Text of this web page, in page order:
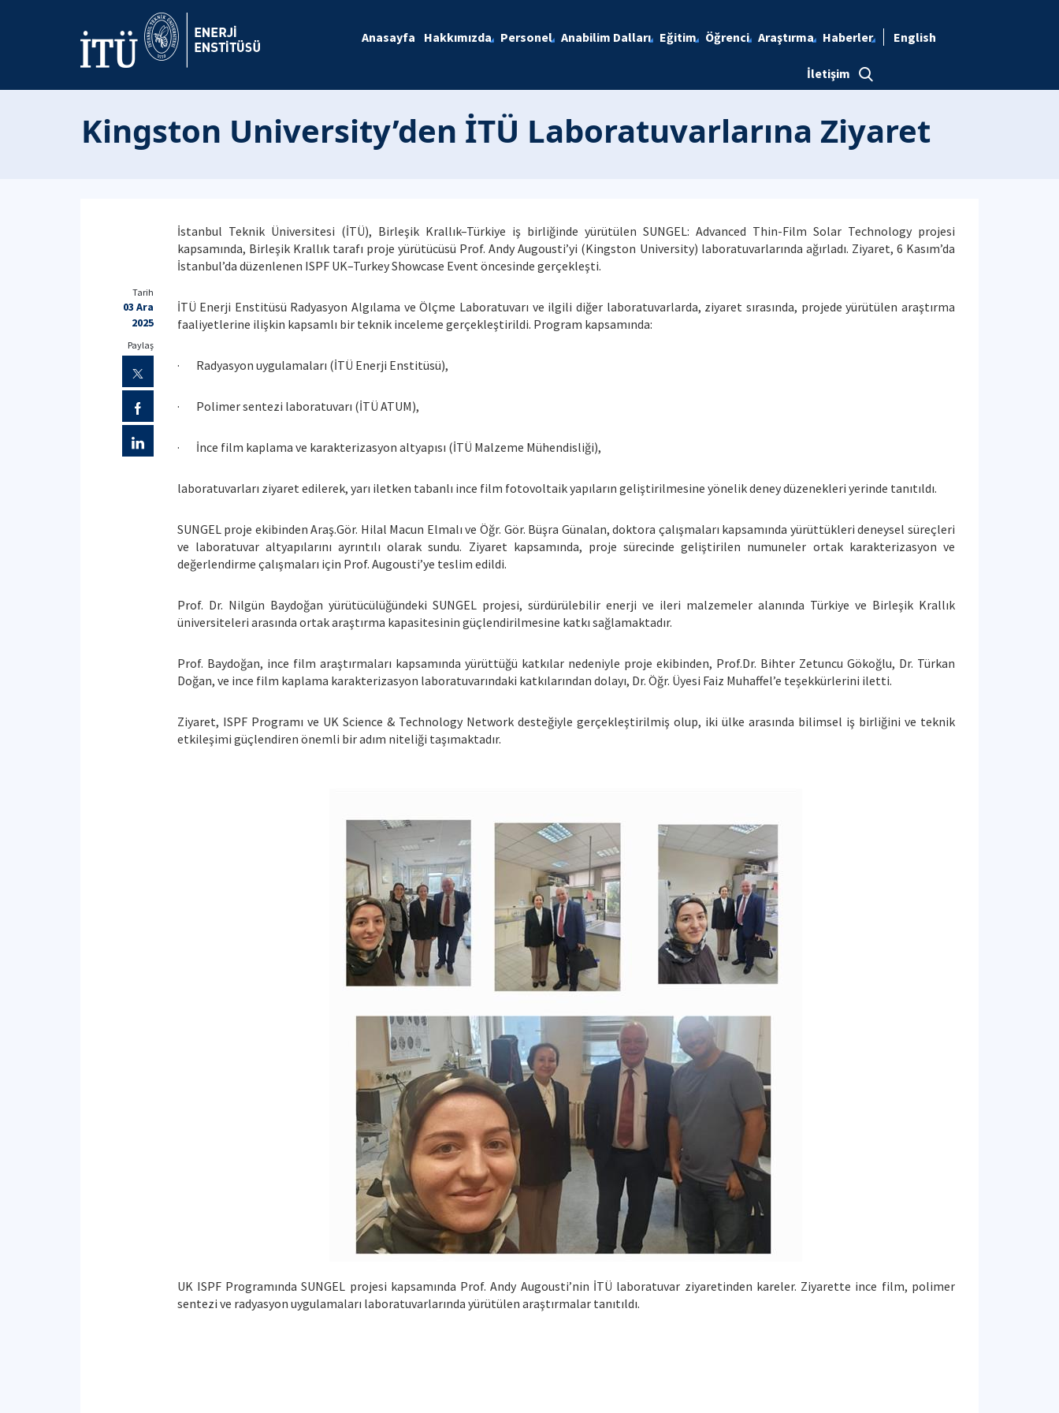
Anasayfa Hakkımızda Personel Anabilim Dalları Eğitim Öğrenci Araştırma Haberler
İletişim
English
Kingston University’den İTÜ Laboratuvarlarına Ziyaret
İstanbul Teknik Üniversitesi (İTÜ), Birleşik Krallık–Türkiye iş birliğinde yürütülen SUNGEL: Advanced Thin-Film Solar Technology projesi
kapsamında, Birleşik Krallık tarafı proje yürütücüsü Prof. Andy Augousti’yi (Kingston University) laboratuvarlarında ağırladı. Ziyaret, 6 Kasım’da
İstanbul’da düzenlenen ISPF UK–Turkey Showcase Event öncesinde gerçekleşti.
İTÜ Enerji Enstitüsü Radyasyon Algılama ve Ölçme Laboratuvarı ve ilgili diğer laboratuvarlarda, ziyaret sırasında, projede yürütülen araştırma
faaliyetlerine ilişkin kapsamlı bir teknik inceleme gerçekleştirildi. Program kapsamında:
· Radyasyon uygulamaları (İTÜ Enerji Enstitüsü),
· Polimer sentezi laboratuvarı (İTÜ ATUM),
· İnce film kaplama ve karakterizasyon altyapısı (İTÜ Malzeme Mühendisliği),
laboratuvarları ziyaret edilerek, yarı iletken tabanlı ince film fotovoltaik yapıların geliştirilmesine yönelik deney düzenekleri yerinde tanıtıldı.
SUNGEL proje ekibinden Araş.Gör. Hilal Macun Elmalı ve Öğr. Gör. Büşra Günalan, doktora çalışmaları kapsamında yürüttükleri deneysel süreçleri
ve laboratuvar altyapılarını ayrıntılı olarak sundu. Ziyaret kapsamında, proje sürecinde geliştirilen numuneler ortak karakterizasyon ve
değerlendirme çalışmaları için Prof. Augousti’ye teslim edildi.
Prof. Dr. Nilgün Baydoğan yürütücülüğündeki SUNGEL projesi, sürdürülebilir enerji ve ileri malzemeler alanında Türkiye ve Birleşik Krallık
üniversiteleri arasında ortak araştırma kapasitesinin güçlendirilmesine katkı sağlamaktadır.
Prof. Baydoğan, ince film araştırmaları kapsamında yürüttüğü katkılar nedeniyle proje ekibinden, Prof.Dr. Bihter Zetuncu Gökoğlu, Dr. Türkan
Doğan, ve ince film kaplama karakterizasyon laboratuvarındaki katkılarından dolayı, Dr. Öğr. Üyesi Faiz Muhaffel’e teşekkürlerini iletti.
Ziyaret, ISPF Programı ve UK Science & Technology Network desteğiyle gerçekleştirilmiş olup, iki ülke arasında bilimsel iş birliğini ve teknik
etkileşimi güçlendiren önemli bir adım niteliği taşımaktadır.
UK ISPF Programında SUNGEL projesi kapsamında Prof. Andy Augousti’nin İTÜ laboratuvar ziyaretinden kareler. Ziyarette ince film, polimer
sentezi ve radyasyon uygulamaları laboratuvarlarında yürütülen araştırmalar tanıtıldı.
Tarih
03 Ara
2025
Paylaş